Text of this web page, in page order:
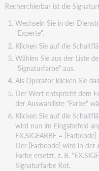
Recherchierbar ist die
Wechseln Sie in der
"Experte".
Klicken Sie auf die
Wählen Sie aus der Liste
"Signaturfarbe" aus.
Als Operator klicken Sie
Der Wert entspricht dem
der Auswahlliste "Farbe"
Klicken Sie auf die
wird nun im Eingabefeld
EX.SIGFARBE = [Farbcode]
Der [Farbcode] wird in der
Farbe ersetzt, z. B.
Signaturfarbe Rot.